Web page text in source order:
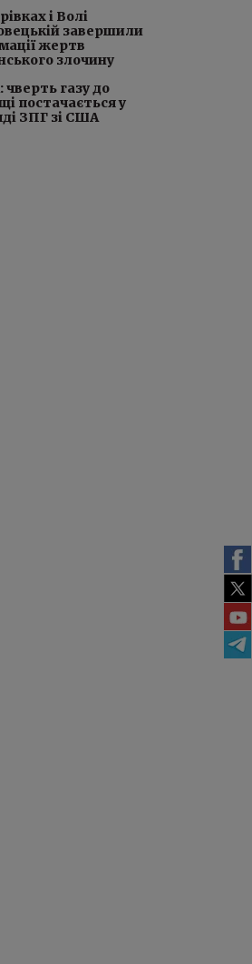
і Волі
завершили
жертв
злочину
чверть газу до
постачається у
ЗПГ зі США